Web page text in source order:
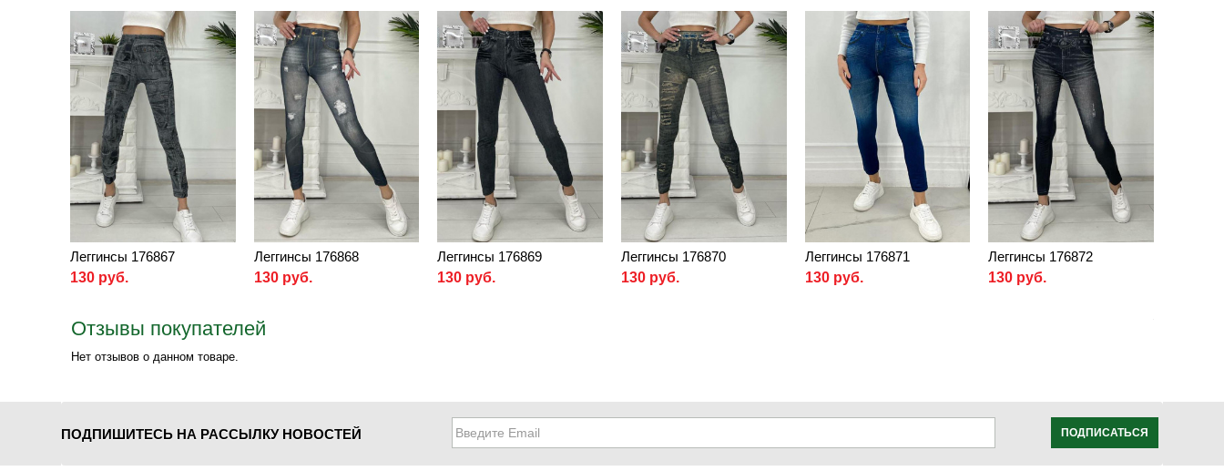
Леггинсы 176867
130 руб.
Леггинсы 176868
130 руб.
Леггинсы 176869
130 руб.
Леггинсы 176870
130 руб.
Леггинсы 176871
130 руб.
Леггинсы 176872
130 руб.
Отзывы покупателей
Нет отзывов о данном товаре.
ПОДПИШИТЕСЬ НА РАССЫЛКУ НОВОСТЕЙ ПОДПИСАТЬСЯ